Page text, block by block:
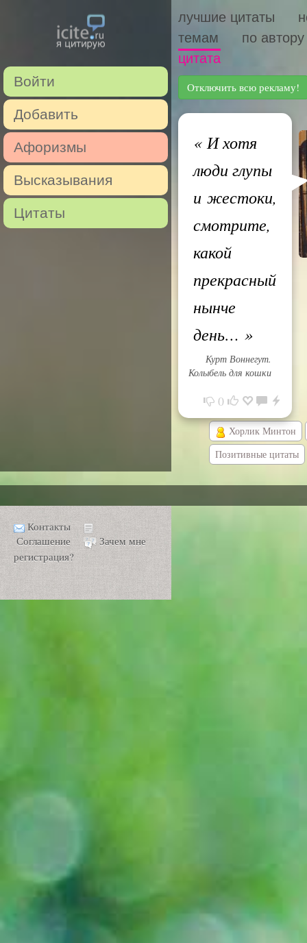
Войти
Добавить
Афоризмы
Высказывания
Цитаты
лучшие цитаты
темам
по автору
цитата
Отключить всю рекламу!
«И хотя
люди глупы
и жестоки,
смотрите,
какой
прекрасный
нынче
день… »
Курт Воннегут.
Колыбель для кошки
0
Хорлик Минтон
Позитивные цитаты
Контакты
Соглашение
Зачем мне
регистрация?